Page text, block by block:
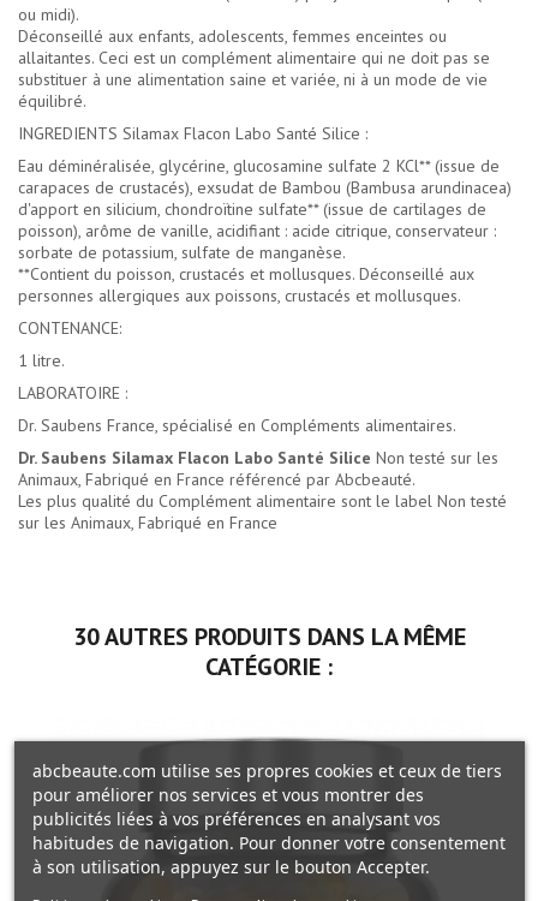
ou midi).
Déconseillé aux enfants, adolescents, femmes enceintes ou
allaitantes. Ceci est un complément alimentaire qui ne doit pas se
substituer à une alimentation saine et variée, ni à un mode de vie
équilibré.
INGREDIENTS Silamax Flacon Labo Santé Silice :
Eau déminéralisée, glycérine, glucosamine sulfate 2 KCl** (issue de
carapaces de crustacés), exsudat de Bambou (Bambusa arundinacea)
d'apport en silicium, chondroïtine sulfate** (issue de cartilages de
poisson), arôme de vanille, acidifiant : acide citrique, conservateur :
sorbate de potassium, sulfate de manganèse.
**Contient du poisson, crustacés et mollusques. Déconseillé aux
personnes allergiques aux poissons, crustacés et mollusques.
CONTENANCE:
1 litre.
LABORATOIRE :
Dr. Saubens France, spécialisé en Compléments alimentaires.
Dr. Saubens Silamax Flacon Labo Santé Silice Non testé sur les
Animaux, Fabriqué en France référencé par Abcbeauté.
Les plus qualité du Complément alimentaire sont le label Non testé
sur les Animaux, Fabriqué en France
30 AUTRES PRODUITS DANS LA MÊME
CATÉGORIE :
abcbeaute.com utilise ses propres cookies et ceux de tiers
pour améliorer nos services et vous montrer des
publicités liées à vos préférences en analysant vos
habitudes de navigation. Pour donner votre consentement
à son utilisation, appuyez sur le bouton Accepter.